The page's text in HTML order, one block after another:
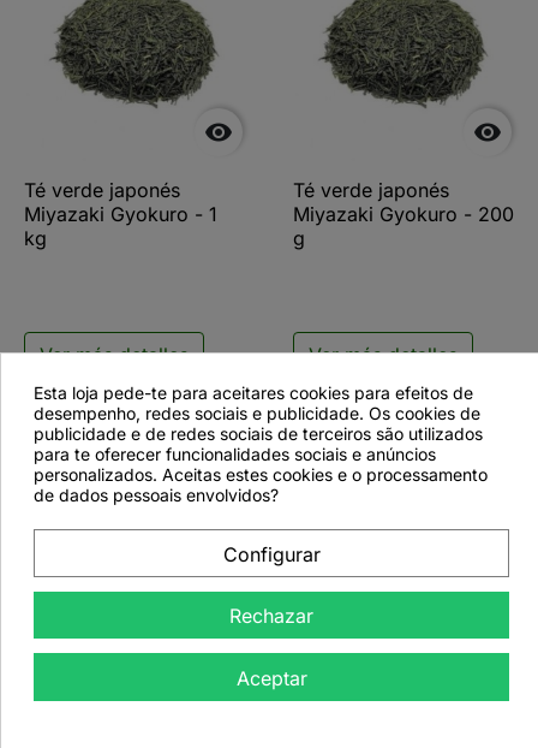

Té verde japonés
Miyazaki Gyokuro - 1
kg
Ver más detalles

Té verde japonés
Miyazaki Gyokuro - 200
g
Ver más detalles

favorite_border
Esta loja pede-te para aceitares cookies para efeitos de
desempenho, redes sociais e publicidade. Os cookies de
publicidade e de redes sociais de terceiros são utilizados
para te oferecer funcionalidades sociais e anúncios
personalizados. Aceitas estes cookies e o processamento
de dados pessoais envolvidos?
Configurar
Rechazar
Aceptar